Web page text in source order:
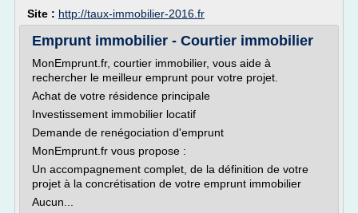
Site : http://taux-immobilier-2016.fr
Emprunt immobilier - Courtier immobilier
MonEmprunt.fr, courtier immobilier, vous aide à
rechercher le meilleur emprunt pour votre projet.
Achat de votre résidence principale
Investissement immobilier locatif
Demande de renégociation d'emprunt
MonEmprunt.fr vous propose :
Un accompagnement complet, de la définition de votre
projet à la concrétisation de votre emprunt immobilier
Aucun...